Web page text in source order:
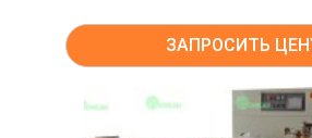
ЗАПРОСИТЬ